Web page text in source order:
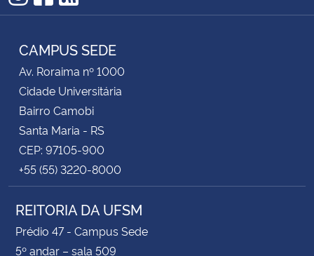
Instagram
Facebook
RSS
CAMPUS SEDE
Av. Roraima nº 1000
Cidade Universitária
Bairro Camobi
Santa Maria - RS
CEP: 97105-900
+55 (55) 3220-8000
REITORIA DA UFSM
Prédio 47 - Campus Sede
5º andar – sala 509